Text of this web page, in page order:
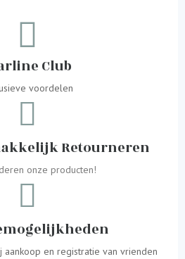
Club
voordelen
Retourneren
onze producten!
en registratie van vrienden